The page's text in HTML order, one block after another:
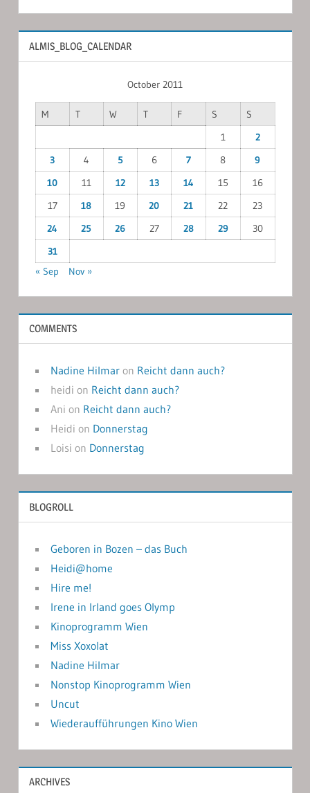
ALMIS_BLOG_CALENDAR
October 2011
M T W T F S
S
1
2
3
4 5 6 7 8
9
10
11 12 13 14 15
16
17
18 19 20 21 22
23
24
25 26 27 28 29
30
31
« Sep
Nov »
COMMENTS
Nadine Hilmaron Reicht dann auch?
heidi on Reicht dann auch?
Ani on Reicht dann auch?
Heidi on Donnerstag
Loisi on Donnerstag
BLOGROLL
Geboren in Bozen – das Buch
Heidi@home
Hire me!
Irene in Irland goes Olymp
Kinoprogramm Wien
Miss Xoxolat
Nadine Hilmar
Nonstop Kinoprogramm Wien
Uncut
Wiederaufführungen Kino Wien
ARCHIVES